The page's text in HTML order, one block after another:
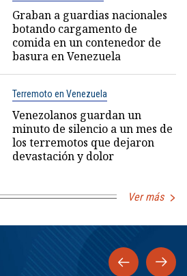
Graban a guardias nacionales
botando cargamento de
comida en un contenedor de
basura en Venezuela
Terremoto en Venezuela
Venezolanos guardan un
minuto de silencio a un mes de
los terremotos que dejaron
devastación y dolor
Ver más